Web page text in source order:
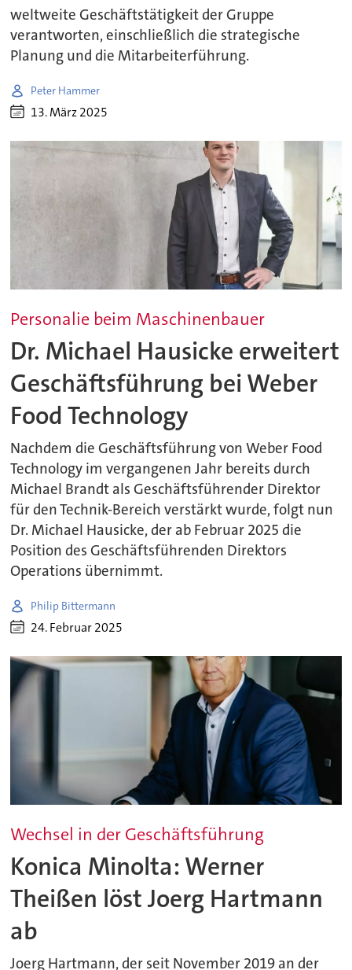
weltweite Geschäftstätigkeit der Gruppe
verantworten, einschließlich die strategische
Planung und die Mitarbeiterführung.
Peter Hammer
13. März 2025
Personalie beim Maschinenbauer
Dr. Michael Hausicke erweitert
Geschäftsführung bei Weber
Food Technology
Nachdem die Geschäftsführung von Weber Food
Technology im vergangenen Jahr bereits durch
Michael Brandt als Geschäftsführender Direktor
für den Technik-Bereich verstärkt wurde, folgt nun
Dr. Michael Hausicke, der ab Februar 2025 die
Position des Geschäftsführenden Direktors
Operations übernimmt.
Philip Bittermann
24. Februar 2025
Wechsel in der Geschäftsführung
Konica Minolta: Werner
Theißen löst Joerg Hartmann
ab
Joerg Hartmann, der seit November 2019 an der